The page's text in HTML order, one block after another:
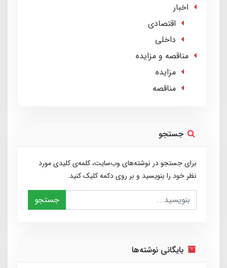
اخبار
اقتصادی
داخلی
مناقصه و مزایده
مزایده
مناقصه
جستجو
برای جستجو در نوشته‌های وب‌سایت، کلمه‌ی کلیدی مورد
نظر خود را بنویسید و بر روی دکمه کلیک کنید.
جستجو
بایگانی نوشته‌ها